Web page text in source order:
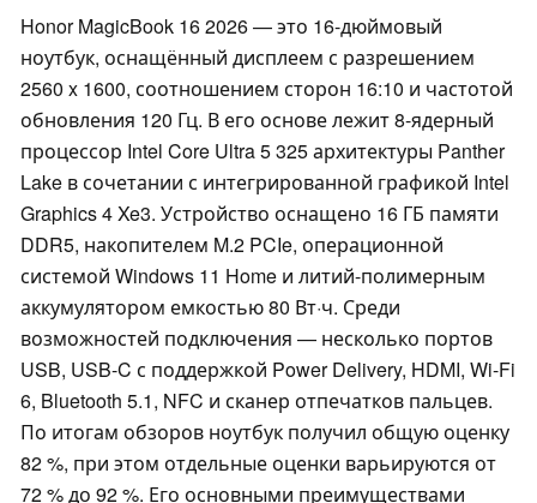
Honor MagicBook 16 2026 — это 16-дюймовый
ноутбук, оснащённый дисплеем с разрешением
2560 x 1600, соотношением сторон 16:10 и частотой
обновления 120 Гц. В его основе лежит 8-ядерный
процессор Intel Core Ultra 5 325 архитектуры Panther
Lake в сочетании с интегрированной графикой Intel
Graphics 4 Xe3. Устройство оснащено 16 ГБ памяти
DDR5, накопителем M.2 PCIe, операционной
системой Windows 11 Home и литий-полимерным
аккумулятором емкостью 80 Вт·ч. Среди
возможностей подключения — несколько портов
USB, USB-C с поддержкой Power Delivery, HDMI, Wi-Fi
6, Bluetooth 5.1, NFC и сканер отпечатков пальцев.
По итогам обзоров ноутбук получил общую оценку
82 %, при этом отдельные оценки варьируются от
72 % до 92 %. Его основными преимуществами